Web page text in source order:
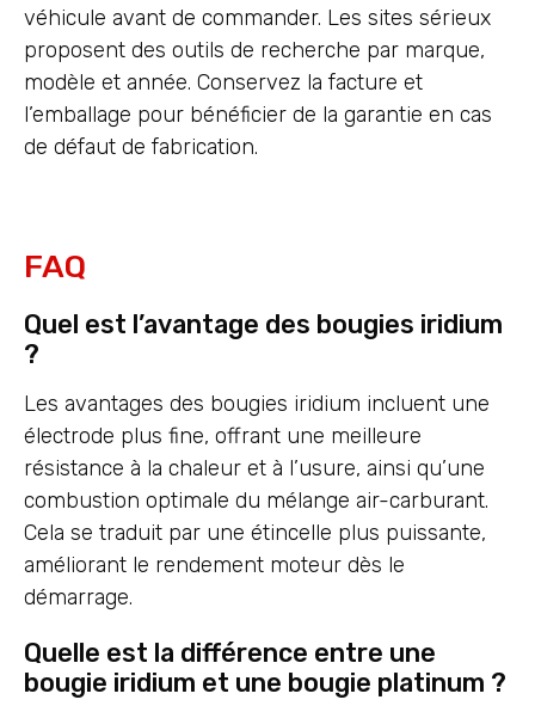
véhicule avant de commander. Les sites sérieux
proposent des outils de recherche par marque,
modèle et année. Conservez la facture et
l’emballage pour bénéficier de la garantie en cas
de défaut de fabrication.
FAQ
Quel est l’avantage des bougies iridium
?
Les avantages des bougies iridium incluent une
électrode plus fine, offrant une meilleure
résistance à la chaleur et à l’usure, ainsi qu’une
combustion optimale du mélange air-carburant.
Cela se traduit par une étincelle plus puissante,
améliorant le rendement moteur dès le
démarrage.
Quelle est la différence entre une
bougie iridium et une bougie platinum ?